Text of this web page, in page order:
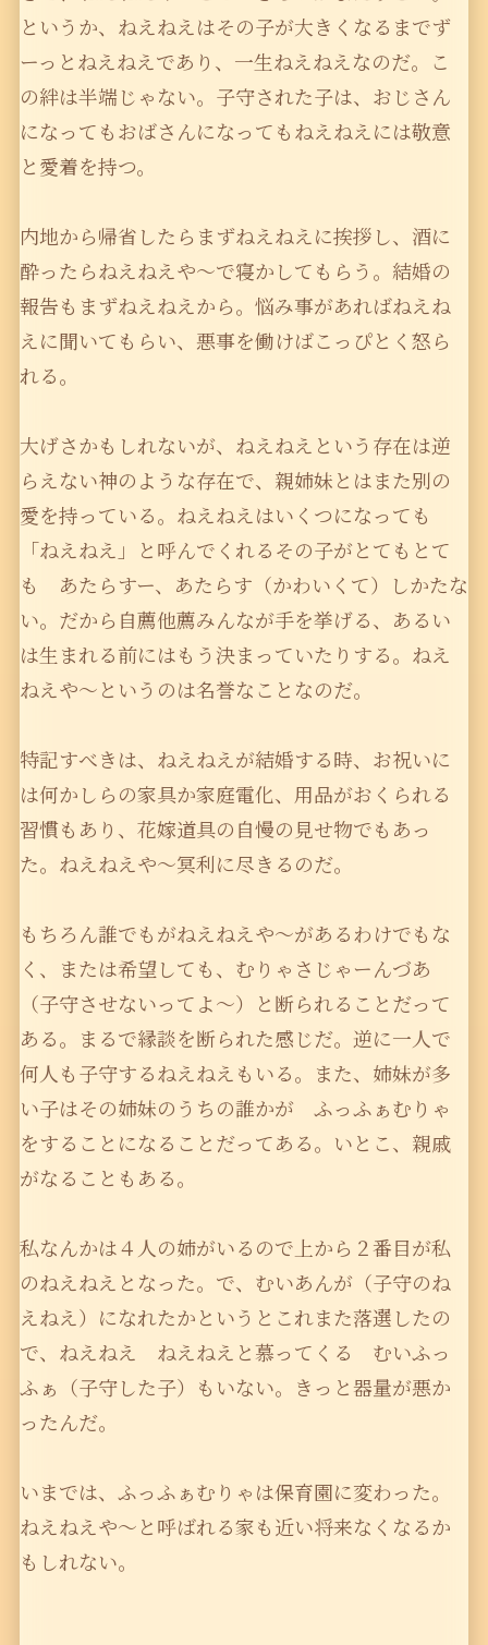
というか、ねえねえはその子が大きくなるまでず
ーっとねえねえであり、一生ねえねえなのだ。こ
の絆は半端じゃない。子守された子は、おじさん
になってもおばさんになってもねえねえには敬意
と愛着を持つ。
内地から帰省したらまずねえねえに挨拶し、酒に
酔ったらねえねえや〜で寝かしてもらう。結婚の
報告もまずねえねえから。悩み事があればねえね
えに聞いてもらい、悪事を働けばこっぴとく怒ら
れる。
大げさかもしれないが、ねえねえという存在は逆
らえない神のような存在で、親姉妹とはまた別の
愛を持っている。ねえねえはいくつになっても
「ねえねえ」と呼んでくれるその子がとてもとて
も あたらすー、あたらす（かわいくて）しかたな
い。だから自薦他薦みんなが手を挙げる、あるい
は生まれる前にはもう決まっていたりする。ねえ
ねえや〜というのは名誉なことなのだ。
特記すべきは、ねえねえが結婚する時、お祝いに
は何かしらの家具か家庭電化、用品がおくられる
習慣もあり、花嫁道具の自慢の見せ物でもあっ
た。ねえねえや〜冥利に尽きるのだ。
もちろん誰でもがねえねえや〜があるわけでもな
く、または希望しても、むりゃさじゃーんづあ
（子守させないってよ〜）と断られることだって
ある。まるで縁談を断られた感じだ。逆に一人で
何人も子守するねえねえもいる。また、姉妹が多
い子はその姉妹のうちの誰かが ふっふぁむりゃ
をすることになることだってある。いとこ、親戚
がなることもある。
私なんかは４人の姉がいるので上から２番目が私
のねえねえとなった。で、むいあんが（子守のね
えねえ）になれたかというとこれまた落選したの
で、ねえねえ ねえねえと慕ってくる むいふっ
ふぁ（子守した子）もいない。きっと器量が悪か
ったんだ。
いまでは、ふっふぁむりゃは保育園に変わった。
ねえねえや〜と呼ばれる家も近い将来なくなるか
もしれない。